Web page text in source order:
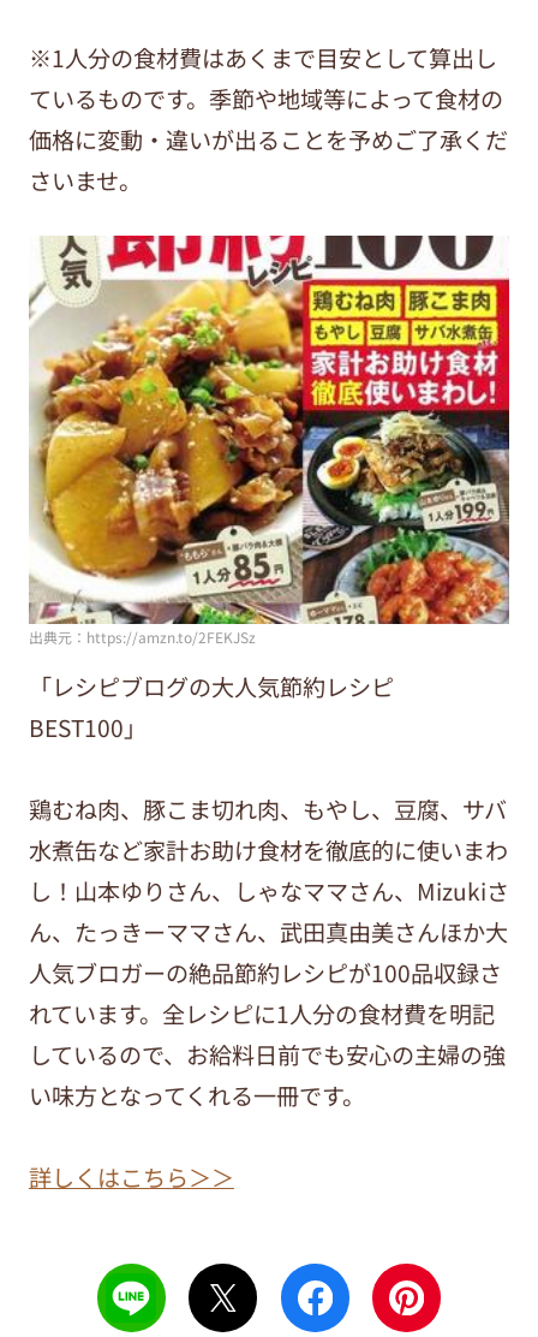
※1人分の食材費はあくまで目安として算出し
ているものです。季節や地域等によって食材の
価格に変動・違いが出ることを予めご了承くだ
さいませ。
出典元：https://amzn.to/2FEKJSz
「レシピブログの大人気節約レシピ
BEST100」
鶏むね肉、豚こま切れ肉、もやし、豆腐、サバ
水煮缶など家計お助け食材を徹底的に使いまわ
し！山本ゆりさん、しゃなママさん、Mizukiさ
ん、たっきーママさん、武田真由美さんほか大
人気ブロガーの絶品節約レシピが100品収録さ
れています。全レシピに1人分の食材費を明記
しているので、お給料日前でも安心の主婦の強
い味方となってくれる一冊です。
詳しくはこちら＞＞